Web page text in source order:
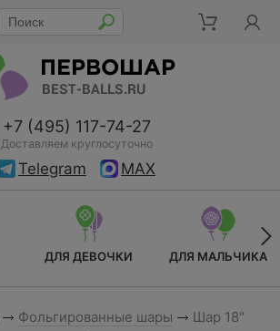
+7 (495) 117-74-27
Доставляем круглосуточно
Telegram MAX
ДЛЯ ДЕВОЧКИ ДЛЯ МАЛЬЧИКА
Фольгированные шары
Шар 18"